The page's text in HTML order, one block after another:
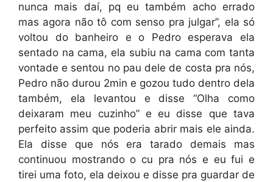
nunca mais daí, pq eu também acho errado
mas agora não tô com senso pra julgar”, ela só
voltou do banheiro e o Pedro esperava ela
sentado na cama, ela subiu na cama com tanta
vontade e sentou no pau dele de costa pra nós,
Pedro não durou 2min e gozou tudo dentro dela
também, ela levantou e disse “Olha como
deixaram meu cuzinho” e eu disse que tava
perfeito assim que poderia abrir mais ele ainda.
Ela disse que nós era tarado demais mas
continuou mostrando o cu pra nós e eu fui e
tirei uma foto, ela deixou e disse pra guardar de